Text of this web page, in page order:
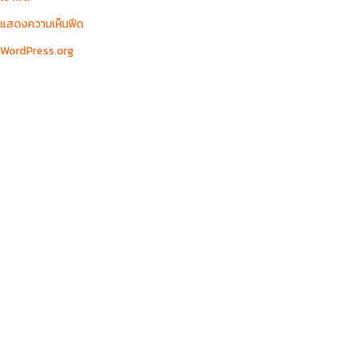
แสดงความเห็นฟีด
WordPress.org